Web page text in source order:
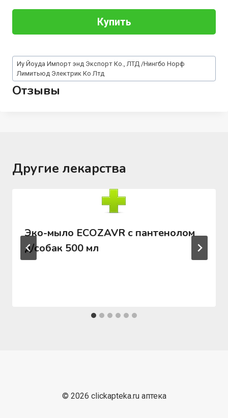
Купить
Метки
записи:
Иу Йоуда Импорт энд Экспорт Ко., ЛТД /Нингбо Норф
Лимитьюд Электрик Ко Лтд
Отзывы
Другие лекарства
Эко-мыло ECOZAVR с пантенолом
д/собак 500 мл
© 2026 clickapteka.ru аптека